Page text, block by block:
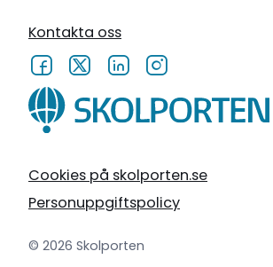
Cookies på skolporten.se
Personuppgiftspolicy
© 2026 Skolporten
Kontakta oss